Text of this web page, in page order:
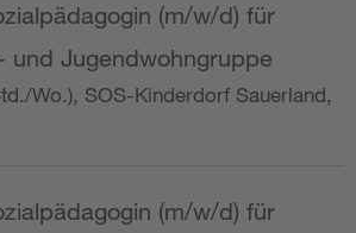
(m/w/d) für
und Jugendwohngruppe
Wo.), SOS-Kinderdorf Sauerland,
(m/w/d) für